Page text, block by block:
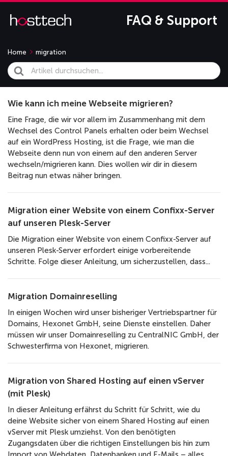
FAQ & Support
Home migration
Search
For
Wie kann ich meine Webseite migrieren?
Eine Frage, die wir vor allem im Zusammenhang mit dem
Wechsel des Control Panels erhalten oder beim Wechsel
auf ein WordPress Hosting, ist die Frage, wie man die
Webseite denn nun von einem auf den anderen Server
wechseln/migrieren kann. Dies wollen wir dir in diesem
Beitrag nun etwas näher bringen.
Migration einer Website von einem Confixx-Server
auf unseren Plesk-Server
Die Migration einer Website von einem Confixx-Server auf
unseren Plesk-Server erfordert einige vorbereitende
Schritte. Folge dieser Anleitung, um sicherzustellen, dass...
Migration Domainreselling
In einigen Wochen wird unser bisheriger Vertriebspartner für
Domains, Hexonet GmbH, seine Dienste einstellen. Daher
müssen wir unser Domainreselling zu CentralNIC GmbH, der
Schwesterfirma von Hexonet, migrieren.
Migration von Shared Hosting auf einen vServer
(mit Plesk)
In dieser Anleitung erfährst du Schritt für Schritt, wie du
deine Website sicher von einem Shared Hosting auf einen
vServer mit Plesk umziehst. Von den benötigten
Zugangsdaten über die richtigen Einstellungen bis hin zum